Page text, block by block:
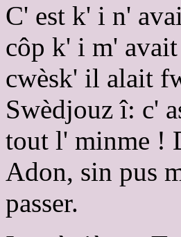
C' est k' i n'
côp k' i m'
cwèsk' il alait
Swèdjouz î: c'
tout l' minme !
Adon, sin pus
passer.